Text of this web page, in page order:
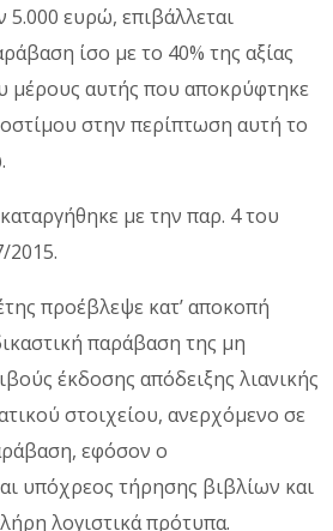
5.000 ευρώ, επιβάλλεται
ίσο με το 40% της αξίας
μέρους αυτής που αποκρύφτηκε
στην περίπτωση αυτή το
με την παρ. 4 του
2015.
προέβλεψε κατ’ αποκοπή
παράβαση της μη
έκδοσης απόδειξης λιανικής
στοιχείου, ανερχόμενο σε
εφόσον ο
υπόχρεος τήρησης βιβλίων και
λογιστικά πρότυπα.